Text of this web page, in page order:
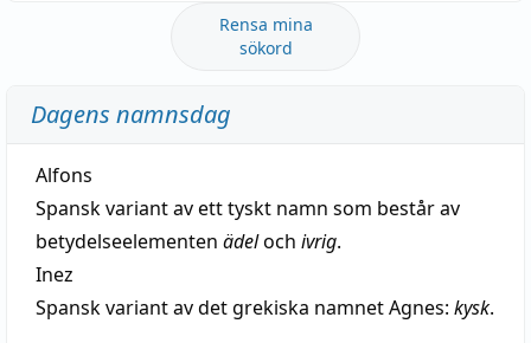
Rensa mina
sökord
Dagens namnsdag
Alfons
Spansk variant av ett tyskt namn som består av
betydelseelementen ädeloch ivrig.
Inez
Spansk variant av det grekiska namnet Agnes: kysk.